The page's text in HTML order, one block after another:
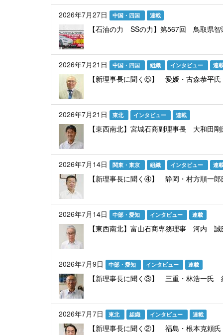
2026年7月27日
中国・四国 連載
【石油の力 SSの力】第567回 鳥取県
2026年7月21日 中国・四国 組織 インタビュー 連
【新理事長に聞く⑤】 愛媛・古森恭平
2026年7月21日 東北 インタビュー 連載
【東西南北】宮城石商副理事長 大和田剛
2026年7月14日 関東・東京 組織 インタビュー 連
【新理事長に聞く④】 静岡・村方順一
2026年7月14日 中部・愛知 インタビュー 連載
【東西南北】富山石商専務理事 河内
2026年7月9日 中部・愛知 インタビュー 連載
【新理事長に聞く③】 三重・林浩一氏
2026年7月7日 東北 組織 インタビュー 連載
【新理事長に聞く②】 福島・根本克頼